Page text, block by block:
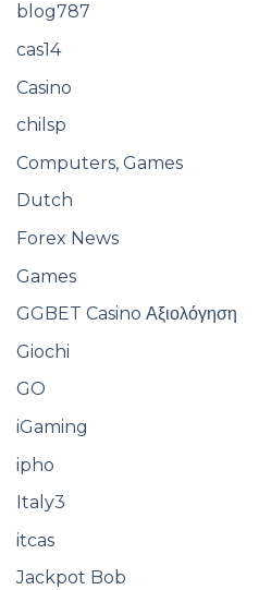
blog787
cas14
Casino
chilsp
Computers, Games
Dutch
Forex News
Games
GGBET Casino Αξιολόγηση
Giochi
GO
iGaming
ipho
Italy3
itcas
Jackpot Bob